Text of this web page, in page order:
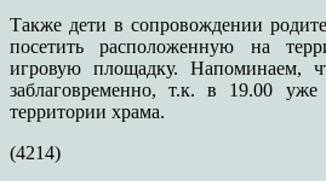
Также дети в сопровождении
посетить расположенную на
игровую площадку. Напоминаем,
заблаговременно, т.к. в 19.00
территории храма.
(4214)